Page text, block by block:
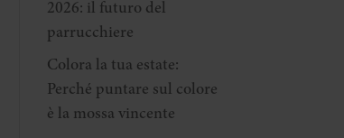
2026: il futuro del
parrucchiere
Colora la tua estate:
Perché puntare sul colore
è la mossa vincente